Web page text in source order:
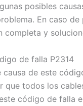
posibles
En caso
y
de falla P2314
de este
que todos los
código de falla